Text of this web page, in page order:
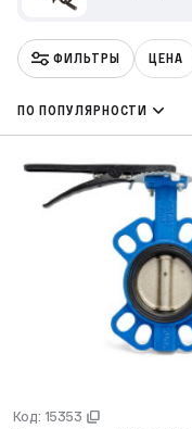
ФИЛЬТРЫ ЦЕНА
ПО ПОПУЛЯРНОСТИ
Код: 15353